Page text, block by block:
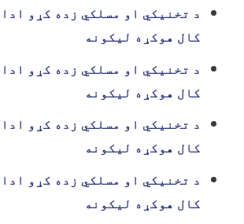
د تخنیکي او مسلکي زده کړو
کال هوکړه لیکونه
د تخنیکي او مسلکي زده کړو
کال هوکړه لیکونه
د تخنیکي او مسلکي زده کړو
کال هوکړه لیکونه
د تخنیکي او مسلکي زده کړو
کال هوکړه لیکونه